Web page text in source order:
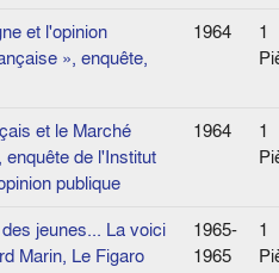
et l'opinion
», enquête,
1964
1
et le Marché
enquête de l'Institut
publique
1964
1
jeunes... La voici
Marin, Le Figaro
1965-
1965
1